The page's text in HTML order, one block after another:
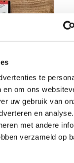
te
om ons
uw gebruik van
en
met andere
verzameld op